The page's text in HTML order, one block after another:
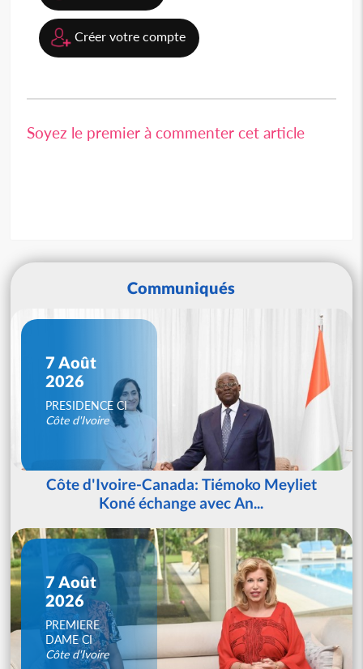
Créer votre compte
Soyez le premier à commenter cet article
Communiqués
7 Août
2026
PRESIDENCE CI
Côte d'Ivoire
Côte d'Ivoire-Canada: Tiémoko Meyliet
Koné échange avec An...
7 Août
2026
PREMIERE
DAME CI
Côte d'Ivoire